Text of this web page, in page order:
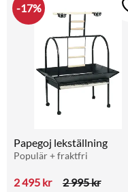
Papegoj lekställning
Populär + fraktfri
2 495 kr 2 995kr
17%